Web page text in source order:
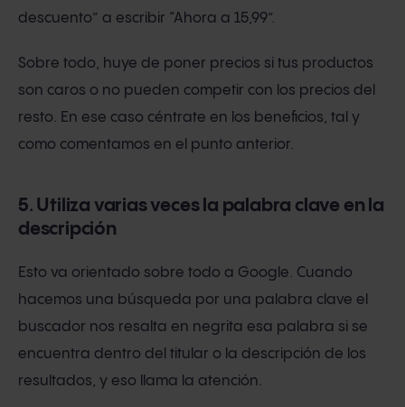
descuento” a escribir “Ahora a 15,99”.
Sobre todo, huye de poner precios si tus productos
son caros o no pueden competir con los precios del
resto. En ese caso céntrate en los beneficios, tal y
como comentamos en el punto anterior.
5. Utiliza varias veces la palabra clave en la
descripción
Esto va orientado sobre todo a Google. Cuando
hacemos una búsqueda por una palabra clave el
buscador nos resalta en negrita esa palabra si se
encuentra dentro del titular o la descripción de los
resultados, y eso llama la atención.